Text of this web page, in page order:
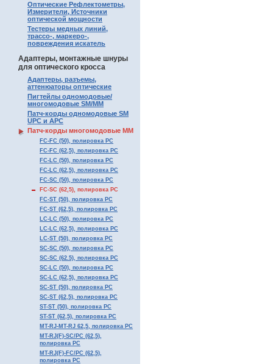
Оптические Рефлектометры,
Измерители, Источники
оптической мощности
Тестеры медных линий,
трассо-, маркеро-,
повреждения искатель
Адаптеры, монтажные шнуры
для оптического кросса
Адаптеры, разъемы,
аттенюаторы оптические
Пигтейлы одномодовые/
многомодовые SM/MM
Патч-корды одномодовые SM
UPC и APC
Патч-корды многомодовые MM
FC-FC (50), полировка PC
FC-FC (62,5), полировка PC
FC-LC (50), полировка PC
FC-LC (62,5), полировка PC
FC-SC (50), полировка PC
FC-SC (62,5), полировка PC
FC-ST (50), полировка PC
FC-ST (62,5), полировка PC
LC-LC (50), полировка PC
LC-LC (62,5), полировка PC
LC-ST (50), полировка PC
SC-SC (50), полировка PC
SC-SC (62.5), полировка PC
SC-LC (50), полировка PC
SC-LC (62,5), полировка PC
SC-ST (50), полировка PC
SC-ST (62,5), полировка PC
ST-ST (50), полировка PC
ST-ST (62,5), полировка PC
MT-RJ-MT-RJ 62,5, полировка PC
MT-RJ(F)-SC/PC (62,5),
полировка PC
MT-RJ(F)-FC/PC (62,5),
полировка PC